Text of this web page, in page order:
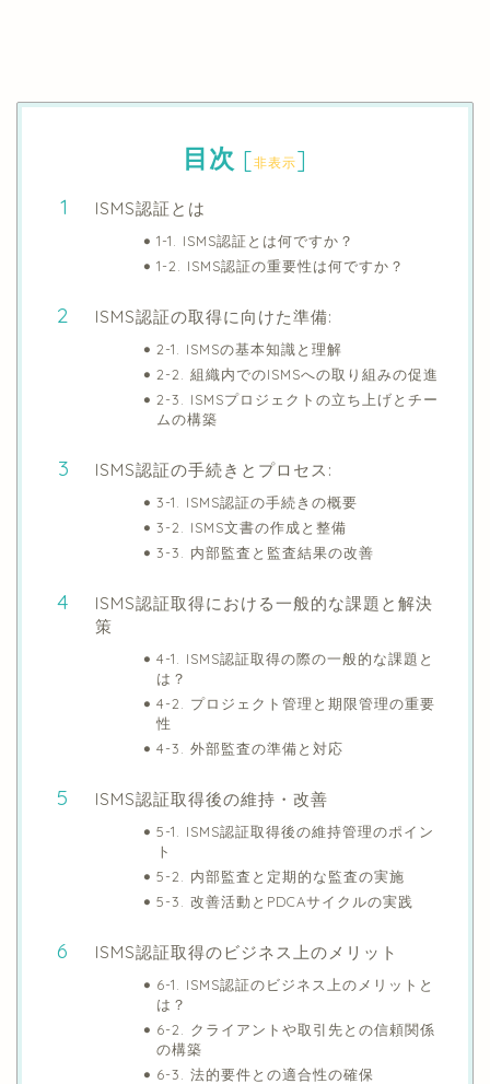
目次 [非表示]
ISMS認証とは
1-1. ISMS認証とは何ですか？
1-2. ISMS認証の重要性は何ですか？
ISMS認証の取得に向けた準備:
2-1. ISMSの基本知識と理解
2-2. 組織内でのISMSへの取り組みの促進
2-3. ISMSプロジェクトの立ち上げとチー
ムの構築
ISMS認証の手続きとプロセス:
3-1. ISMS認証の手続きの概要
3-2. ISMS文書の作成と整備
3-3. 内部監査と監査結果の改善
ISMS認証取得における一般的な課題と解決
策
4-1. ISMS認証取得の際の一般的な課題と
は？
4-2. プロジェクト管理と期限管理の重要
性
4-3. 外部監査の準備と対応
ISMS認証取得後の維持・改善
5-1. ISMS認証取得後の維持管理のポイン
ト
5-2. 内部監査と定期的な監査の実施
5-3. 改善活動とPDCAサイクルの実践
ISMS認証取得のビジネス上のメリット
6-1. ISMS認証のビジネス上のメリットと
は？
6-2. クライアントや取引先との信頼関係
の構築
6-3. 法的要件との適合性の確保